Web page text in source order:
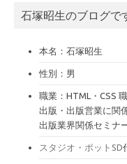
イ石塚昭生のブログで
本名：石塚昭生
性別：男
職業：HTML・CSS 職
出版・出版営業に関
出版業界関係セミナ
スタジオ・ポットSD